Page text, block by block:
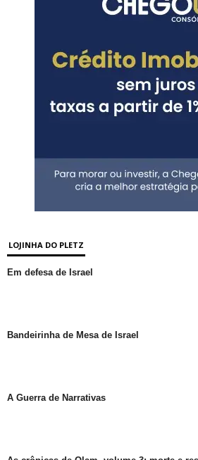
LOJINHA DO PLETZ
Em defesa de Israel
Bandeirinha de Mesa de Israel
A Guerra de Narrativas